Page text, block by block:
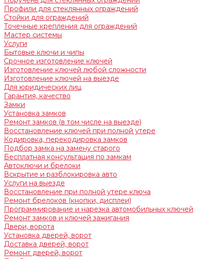
Профили для стеклянных ограждений
Стойки для ограждений
Точечные крепления для ограждений
Мастер системы
Услуги
Бытовые ключи и чипы
Срочное изготовление ключей
Изготовление ключей любой сложности
Изготовление ключей на выезде
Для юридических лиц
Гарантия, качество
Замки
Установка замков
Ремонт замков (в том числе на выезде)
Восстановление ключей при полной утере
Кодировка, перекодировка замков
Подбор замка на замену старого
Бесплатная консультация по замкам
Автоключи и брелоки
Вскрытие и разблокировка авто
Услуги на выезде
Восстановление при полной утере ключа
Ремонт брелоков (кнопки, дисплеи)
Программирование и нарезка автомобильных ключей
Ремонт замков и ключей зажигания
Двери, ворота
Установка дверей, ворот
Доставка дверей, ворот
Ремонт дверей, ворот